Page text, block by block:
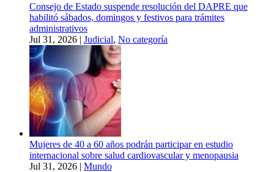
Consejo de Estado suspende resolución del DAPRE que
habilitó sábados, domingos y festivos para trámites
administrativos
Jul 31, 2026 | Judicial, No categoría
Mujeres de 40 a 60 años podrán participar en estudio
internacional sobre salud cardiovascular y menopausia
Jul 31, 2026 | Mundo